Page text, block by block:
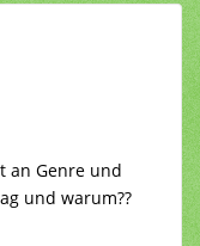
an Genre und
und warum??